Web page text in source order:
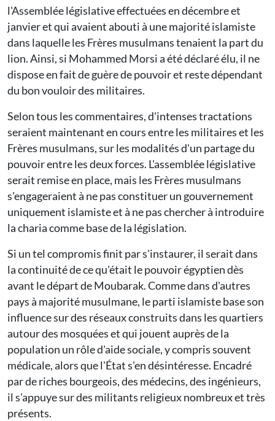
l'Assemblée législative effectuées en décembre et
janvier et qui avaient abouti à une majorité islamiste
dans laquelle les Frères musulmans tenaient la part du
lion. Ainsi, si Mohammed Morsi a été déclaré élu, il ne
dispose en fait de guère de pouvoir et reste dépendant
du bon vouloir des militaires.
Selon tous les commentaires, d'intenses tractations
seraient maintenant en cours entre les militaires et les
Frères musulmans, sur les modalités d'un partage du
pouvoir entre les deux forces. L'assemblée législative
serait remise en place, mais les Frères musulmans
s'engageraient à ne pas constituer un gouvernement
uniquement islamiste et à ne pas chercher à introduire
la charia comme base de la législation.
Si un tel compromis finit par s'instaurer, il serait dans
la continuité de ce qu'était le pouvoir égyptien dès
avant le départ de Moubarak. Comme dans d'autres
pays à majorité musulmane, le parti islamiste base son
influence sur des réseaux construits dans les quartiers
autour des mosquées et qui jouent auprès de la
population un rôle d'aide sociale, y compris souvent
médicale, alors que l'État s'en désintéresse. Encadré
par de riches bourgeois, des médecins, des ingénieurs,
il s'appuye sur des militants religieux nombreux et très
présents.